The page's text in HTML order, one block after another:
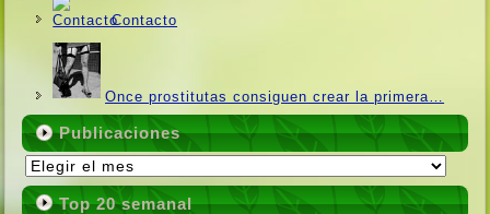
Contacto
Once prostitutas consiguen crear la primera…
Publicaciones
Publicaciones
Top 20 semanal